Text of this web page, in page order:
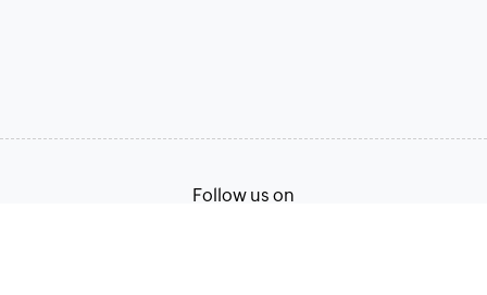
Follow us on